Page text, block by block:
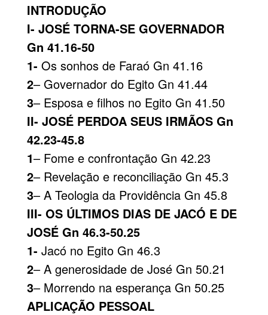
INTRODUÇÃO
I- JOSÉ TORNA-SE GOVERNADOR
Gn 41.16-50
1- Os sonhos de Faraó Gn 41.16
2– Governador do Egito Gn 41.44
3– Esposa e filhos no Egito Gn 41.50
II- JOSÉ PERDOA SEUS IRMÃOS Gn
42.23-45.8
1– Fome e confrontação Gn 42.23
2– Revelação e reconciliação Gn 45.3
3– A Teologia da Providência Gn 45.8
III- OS ÚLTIMOS DIAS DE JACÓ E DE
JOSÉ Gn 46.3-50.25
1- Jacó no Egito Gn 46.3
2– A generosidade de José Gn 50.21
3– Morrendo na esperança Gn 50.25
APLICAÇÃO PESSOAL